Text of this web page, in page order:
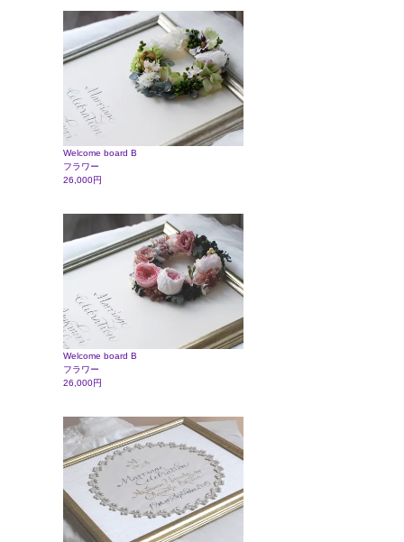
Welcome board B
フラワー
26,000円
Welcome board B
フラワー
26,000円